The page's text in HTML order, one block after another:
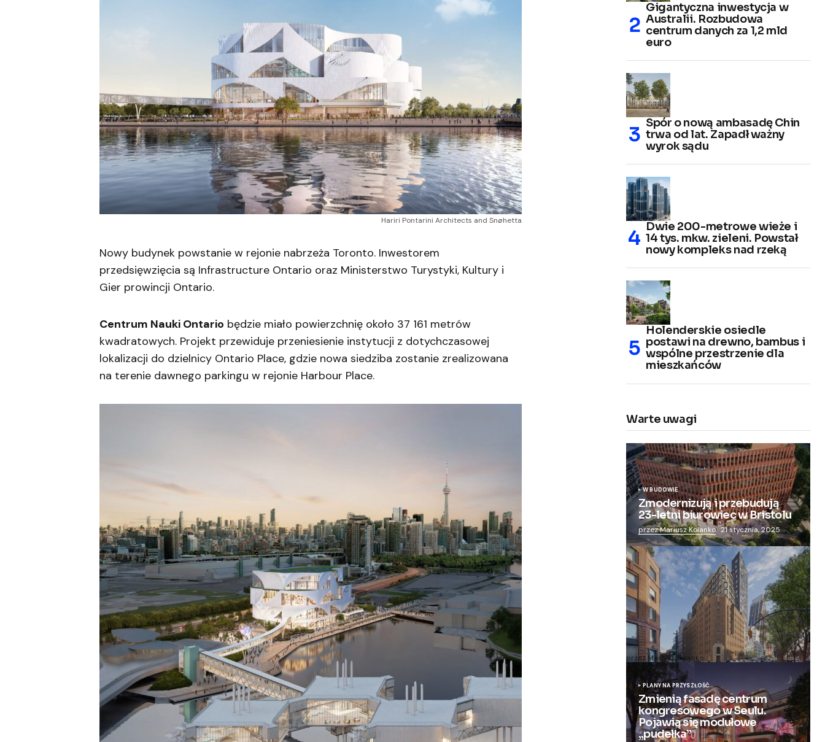
Hariri Pontarini Architects and Snøhetta
Nowy budynek powstanie w rejonie nabrzeża Toronto. Inwestorem
przedsięwzięcia są Infrastructure Ontario oraz Ministerstwo Turystyki, Kultury i
Gier prowincji Ontario.
Centrum Nauki Ontario będzie miało powierzchnię około 37 161 metrów
kwadratowych. Projekt przewiduje przeniesienie instytucji z dotychczasowej
lokalizacji do dzielnicy Ontario Place, gdzie nowa siedziba zostanie zrealizowana
na terenie dawnego parkingu w rejonie Harbour Place.
Gigantyczna inwestycja w
Australii. Rozbudowa
centrum danych za 1,2 mld
euro
Spór o nową ambasadę Chin
trwa od lat. Zapadł ważny
wyrok sądu
Dwie 200-metrowe wieże i
14 tys. mkw. zieleni. Powstał
nowy kompleks nad rzeką
Holenderskie osiedle
postawi na drewno, bambus i
wspólne przestrzenie dla
mieszkańców
Warte uwagi
W BUDOWIE
Zmodernizują i przebudują
23-letni biurowiec w Bristolu
przez Mariusz Kolanko 21 stycznia, 2025
Zmieniają więzienie dla kobiet w
nowoczesny apartamentowiec
przez Mariusz Kolanko 20 lipca, 2024
PLANY NA PRZYSZŁOŚĆ
Zmienią fasadę centrum
kongresowego w Seulu.
Pojawią się modułowe
„pudełka”